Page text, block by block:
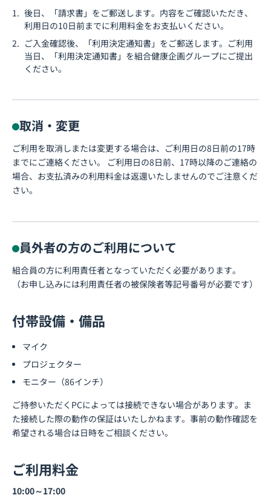
後日、「請求書」をご郵送します。内容をご確認いただき、
利用日の10日前までに利用料金をお支払いください。
ご入金確認後、「利用決定通知書」をご郵送します。ご利用
当日、「利用決定通知書」を組合健康企画グループにご提出
ください。
取消・変更
ご利用を取消しまたは変更する場合は、ご利用日の8日前の17時
までにご連絡ください。 ご利用日の8日前、17時以降のご連絡の
場合、お支払済みの利用料金は返還いたしませんのでご注意くだ
さい。
員外者の方のご利用について
組合員の方に利用責任者となっていただく必要があります。
（お申し込みには利用責任者の被保険者等記号番号が必要です）
付帯設備・備品
マイク
プロジェクター
モニター（86インチ）
ご持参いただくPCによっては接続できない場合があります。ま
た接続した際の動作の保証はいたしかねます。事前の動作確認を
希望される場合は日時をご相談ください。
ご利用料金
10:00～17:00